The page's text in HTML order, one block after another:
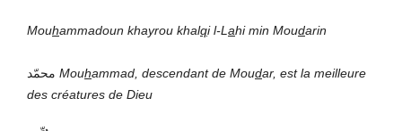
Mouhammadoun khayrou khalqi l-L ahi min Moudarin
Mouhammad , descendant de Moudar, est la meilleure
des créatures de Dieu